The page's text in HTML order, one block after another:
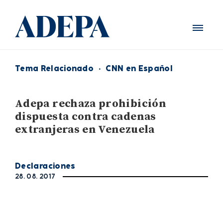
Tema Relacionado · CNN en Español
Adepa rechaza prohibición
dispuesta contra cadenas
extranjeras en Venezuela
Declaraciones
28. 08. 2017